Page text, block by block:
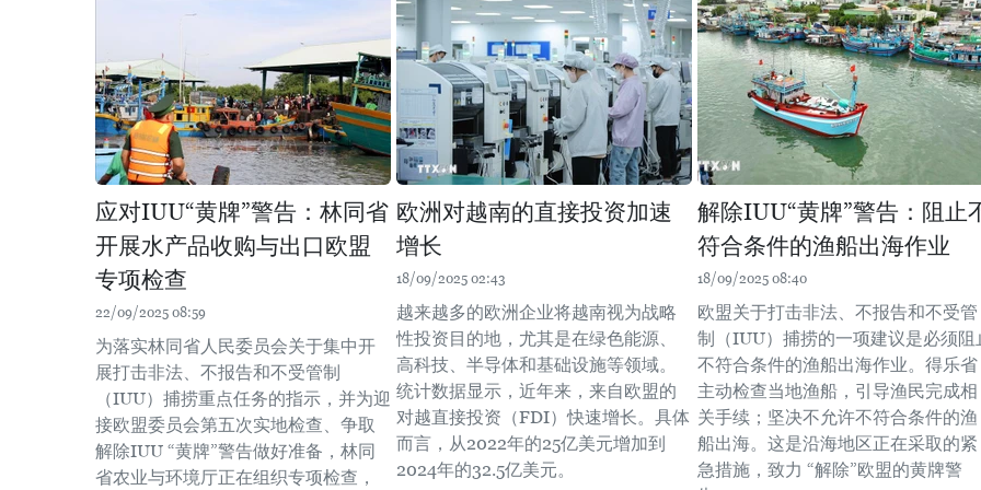
应对IUU“黄牌”警告：林同省
开展水产品收购与出口欧盟
专项检查
22/09/2025 08:59
为落实林同省人民委员会关于集中开
展打击非法、不报告和不受管制
（IUU）捕捞重点任务的指示，并为迎
接欧盟委员会第五次实地检查、争取
解除IUU “黄牌”警告做好准备，林同
省农业与环境厅正在组织专项检查，
欧洲对越南的直接投资加速
增长
18/09/2025 02:43
越来越多的欧洲企业将越南视为战略
性投资目的地，尤其是在绿色能源、
高科技、半导体和基础设施等领域。
统计数据显示，近年来，来自欧盟的
对越直接投资（FDI）快速增长。具体
而言，从2022年的25亿美元增加到
2024年的32.5亿美元。
解除IUU“黄牌”警告：阻止
符合条件的渔船出海作业
18/09/2025 08:40
欧盟关于打击非法、不报告和不受管
制（IUU）捕捞的一项建议是必须阻
不符合条件的渔船出海作业。得乐省
主动检查当地渔船，引导渔民完成相
关手续；坚决不允许不符合条件的渔
船出海。这是沿海地区正在采取的紧
急措施，致力 “解除”欧盟的黄牌警